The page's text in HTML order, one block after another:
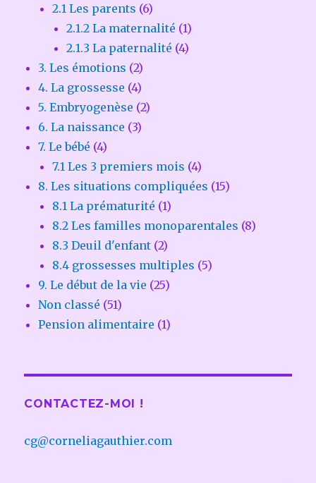
2.1 Les parents (6)
2.1.2 La maternalité (1)
2.1.3 La paternalité (4)
3. Les émotions (2)
4. La grossesse (4)
5. Embryogenèse (2)
6. La naissance (3)
7. Le bébé (4)
7.1 Les 3 premiers mois (4)
8. Les situations compliquées (15)
8.1 La prématurité (1)
8.2 Les familles monoparentales (8)
8.3 Deuil d'enfant (2)
8.4 grossesses multiples (5)
9. Le début de la vie (25)
Non classé (51)
Pension alimentaire (1)
CONTACTEZ-MOI !
cg@corneliagauthier.com